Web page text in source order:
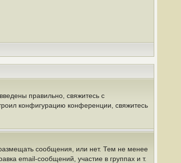
правильно, свяжитесь с
конфигурацию конференции, свяжитесь
сообщения, или нет. Тем не менее
email-сообщений, участие в группах и т.